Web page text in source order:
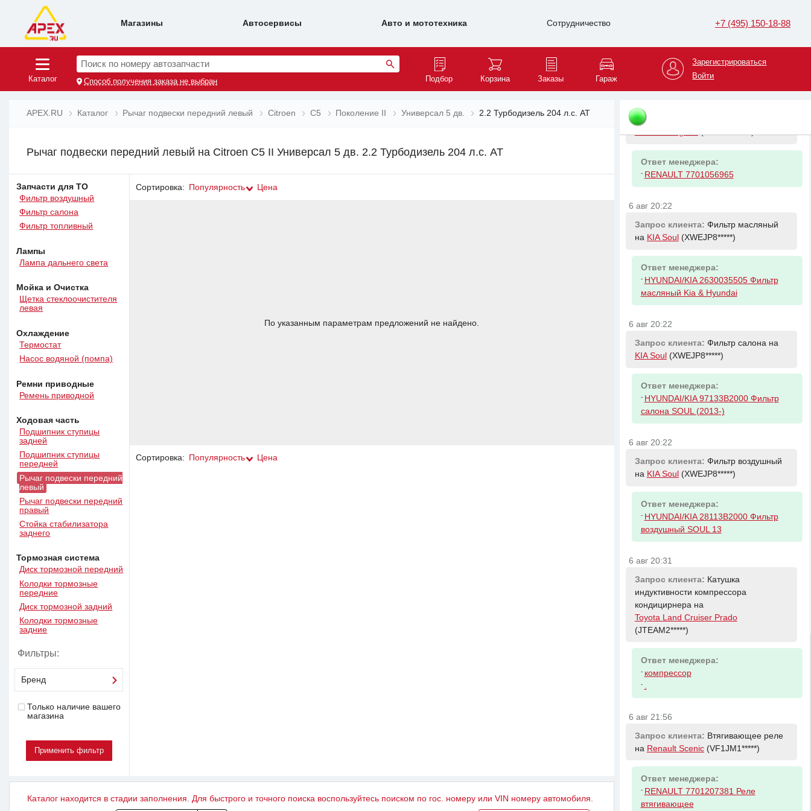
Магазины Автосервисы Авто и мототехника Сотрудничество +7 (495) 150-18-88
Каталог
Поиск по номеру автозапчасти
Способ получения заказа не выбран Подбор Корзина Заказы Гараж
Зарегистрироваться
Войти
APEX.RU Каталог Рычаг подвески передний левый Citroen C5 Поколение II Универсал 5 дв. 2.2 Турбодизель 204 л.с. AT
Рычаг подвески передний левый на Citroen C5 II Универсал 5 дв. 2.2 Турбодизель 204 л.с. AT
Запчасти для ТО
Фильтр воздушный
Фильтр салона
Фильтр топливный
Лампы
Лампа дальнего света
Мойка и Очистка
Щетка стеклоочистителя
левая
Охлаждение
Термостат
Насос водяной (помпа)
Ремни приводные
Ремень приводной
Ходовая часть
Подшипник ступицы
задней
Подшипник ступицы
передней
Рычаг подвески передний
левый
Рычаг подвески передний
правый
Стойка стабилизатора
заднего
Тормозная система
Диск тормозной передний
Колодки тормозные
передние
Диск тормозной задний
Колодки тормозные
задние
Фильтры:
Бренд
Только наличие вашего
магазина
Сортировка: Популярность Цена
По указанным параметрам предложений не найдено.
Сортировка: Популярность Цена
Каталог находится в стадии заполнения. Для быстрого и точного поиска воспользуйтесь поиском по гос. номеру или VIN номеру автомобиля.
RENAULT 7701071862 Мотор
вентBM1B
Запрос клиента:
Ответ менеджера:
- RENAULT 7701056965
6 авг 20:22
Запрос клиента: Фильтр масляный
на KIA Soul (XWEJP8*****)
Ответ менеджера:
- HYUNDAI/KIA 2630035505 Фильтр
масляный Kia & Hyundai
6 авг 20:22
Запрос клиента: Фильтр салона на
KIA Soul (XWEJP8*****)
Ответ менеджера:
- HYUNDAI/KIA 97133B2000 Фильтр
салона SOUL (2013-)
6 авг 20:22
Запрос клиента: Фильтр воздушный
на KIA Soul (XWEJP8*****)
Ответ менеджера:
- HYUNDAI/KIA 28113B2000 Фильтр
воздушный SOUL 13
6 авг 20:31
Запрос клиента: Катушка
индуктивности компрессора
кондицирнера на
Toyota Land Cruiser Prado
(JTEAM2*****)
Ответ менеджера:
- компрессор
-
6 авг 21:56
Запрос клиента: Втягивающее реле
на Renault Scenic(VF1JM1*****)
Ответ менеджера:
- RENAULT 7701207381 Реле
втягивающее